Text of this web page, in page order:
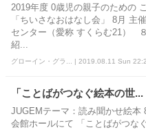
2019年度 0歳児の親子のための
「ちいさなおはなし会」 8月 主
センター（愛称 すくらむ21）
紹...
グローイン・グラ... | 2019.08.11 Sun
「ことばがつなぐ絵本の世...
JUGEMテーマ：読み聞かせ絵本
会館ホールにて 「ことばがつな